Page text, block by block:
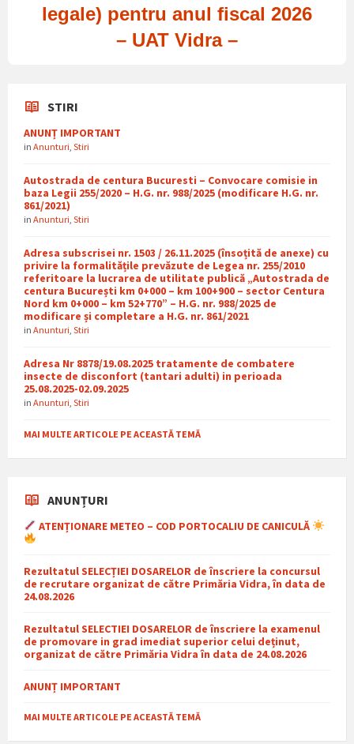
legale) pentru anul fiscal 2026
– UAT Vidra –
STIRI
ANUNȚ IMPORTANT
in Anunturi Stiri
Autostrada de centura Bucuresti – Convocare comisie in
baza Legii 255/2020 – H.G. nr. 988/2025 (modificare H.G. nr.
861/2021)
in Anunturi Stiri
Adresa subscrisei nr. 1503 / 26.11.2025 (însoțită de anexe) cu
privire la formalitățile prevăzute de Legea nr. 255/2010
referitoare la lucrarea de utilitate publică „Autostrada de
centura București km 0+000 – km 100+900 – sector Centura
Nord km 0+000 – km 52+770” – H.G. nr. 988/2025 de
modificare și completare a H.G. nr. 861/2021
in Anunturi Stiri
Adresa Nr 8878/19.08.2025 tratamente de combatere
insecte de disconfort (tantari adulti) in perioada
25.08.2025-02.09.2025
in Anunturi Stiri
MAI MULTE ARTICOLE PE ACEASTĂ TEMĂ
ANUNȚURI
ATENȚIONARE METEO – COD PORTOCALIU DE CANICULĂ
Rezultatul SELECȚIEI DOSARELOR de înscriere la concursul
de recrutare organizat de către Primăria Vidra, în data de
24.08.2026
Rezultatul SELECTIEI DOSARELOR de înscriere la examenul
de promovare in grad imediat superior celui deținut,
organizat de către Primăria Vidra în data de 24.08.2026
ANUNȚ IMPORTANT
MAI MULTE ARTICOLE PE ACEASTĂ TEMĂ